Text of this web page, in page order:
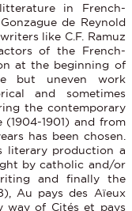
in French-
de Reynold
like C.F. Ramuz
of the French-
at the beginning of
but uneven work
and sometimes
the contemporary
1901) and from
has been chosen.
literary production a
by catholic and/or
and finally the
Au pays des Aïeux
way of Cités et pays